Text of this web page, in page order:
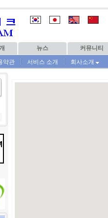
뉴스 커뮤니티
약관 서비스 소개 회사소개